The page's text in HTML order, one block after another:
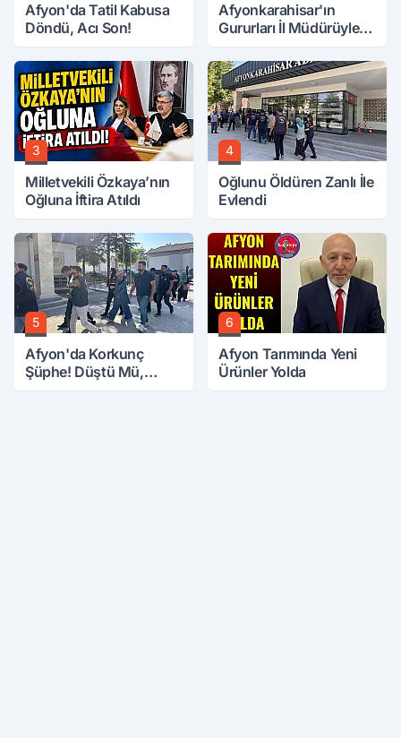
Afyon'da Tatil Kabusa
Döndü, Acı Son!
Afyonkarahisar'ın
Gururları İl Müdürüyle
3
Milletvekili Özkaya’nın
Oğluna İftira Atıldı
4
Oğlunu Öldüren Zanlı İle
Evlendi
5
Afyon'da Korkunç
Şüphe! Düştü Mü,
6
Afyon Tarımında Yeni
Ürünler Yolda